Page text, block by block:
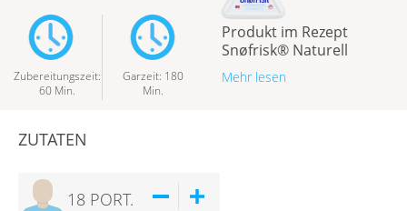
Zubereitungszeit:
60 Min.
Garzeit: 180
Min.
Produkt im Rezept
Snøfrisk® Naturell
Mehr lesen
ZUTATEN
18 PORT.